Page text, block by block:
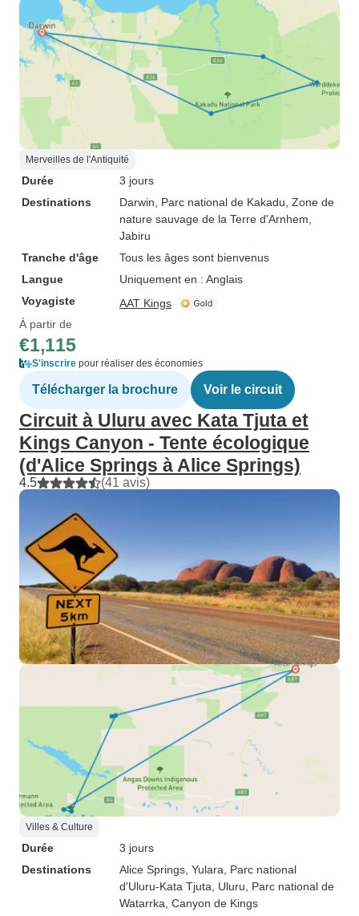
Merveilles de l'Antiquité
Durée
3 jours
Destinations
Darwin , Parc national de Kakadu , Zone de
nature sauvage de la Terre d'Arnhem
Jabiru
Tranche d'âge
Tous les âges sont bienvenus
Langue
Uniquement en : Anglais
Voyagiste
AAT Kings
À partir de
€1,115
S'inscrire pour réaliser des économies
Télécharger la brochure Voir le circuit
Circuit à Uluru avec Kata Tjuta et
Kings Canyon - Tente écologique
(d'Alice Springs à Alice Springs)
4.5 (41 avis)
Villes & Culture
Durée
3 jours
Destinations
Alice Springs , Yulara , Parc national
d'Uluru-Kata Tjuta , Uluru , Parc national de
Watarrka , Canyon de Kings